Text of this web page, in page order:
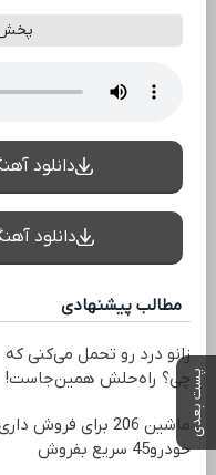
پست بعدی
پخش
دانلود
دانلود
مطالب پیشنهادی
زانو درد رو تحمل می‌کنی که
چی؟ راه‌حلش همین‌جاست!
ماشین 206 برای فروش
خودرو45 سریع بفروش